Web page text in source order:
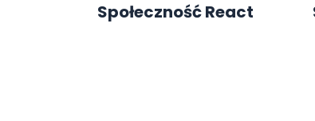
Społeczność React